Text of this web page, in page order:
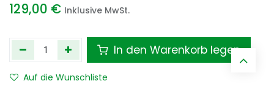
129,00 € Inklusive MwSt.
In den Warenkorb legen
Auf die Wunschliste